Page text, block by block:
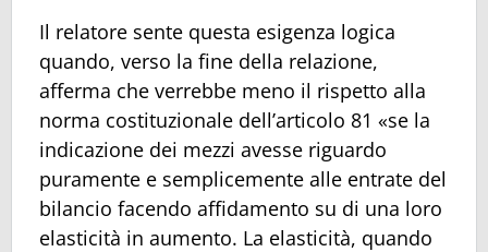
Il relatore sente questa esigenza logica
quando, verso la fine della relazione,
afferma che verrebbe meno il rispetto alla
norma costituzionale dell’articolo 81 «se la
indicazione dei mezzi avesse riguardo
puramente e semplicemente alle entrate del
bilancio facendo affidamento su di una loro
elasticità in aumento. La elasticità, quando